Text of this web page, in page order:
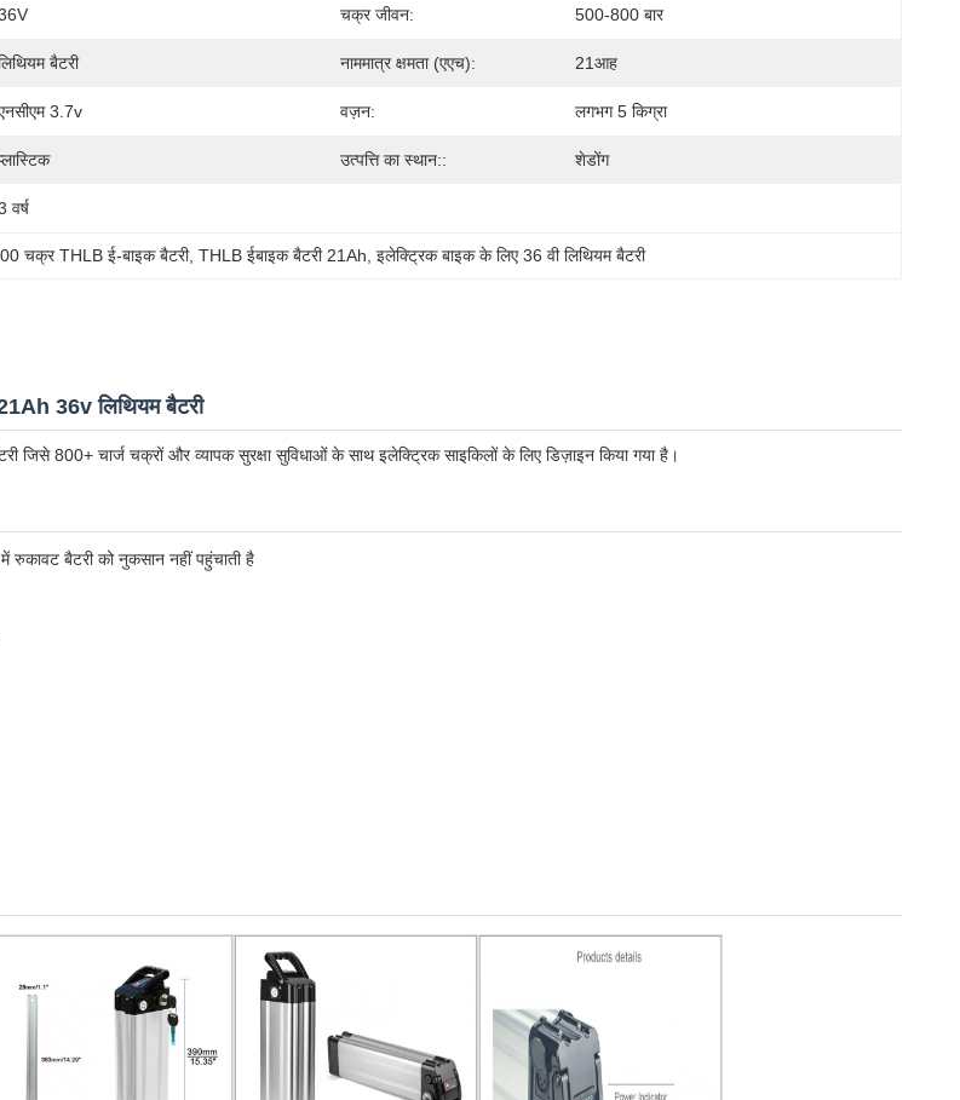
चक्र जीवन: 500-800 बार
बैटरी नाममात्र क्षमता (एएच): 21आह
3.7v वज़न: लगभग 5 किग्रा
उत्पत्ति का स्थान:: शेडोंग
वर्ष
चक्र THLB ई-बाइक बैटरी, THLB ईबाइक बैटरी 21Ah , इलेक्ट्रिक बाइक के लिए 36 वी लिथियम बैटरी
36v लिथियम बैटरी
जिसे 800+ चार्ज चक्रों और व्यापक सुरक्षा सुविधाओं के साथ इलेक्ट्रिक साइकिलों के लिए डिज़ाइन किया गया है।
में रुकावट बैटरी को नुकसान नहीं पहुंचाती है